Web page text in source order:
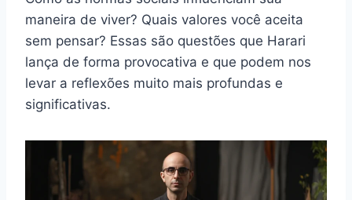
maneira de viver? Quais valores você aceita
sem pensar? Essas são questões que Harari
lança de forma provocativa e que podem nos
levar a reflexões muito mais profundas e
significativas.